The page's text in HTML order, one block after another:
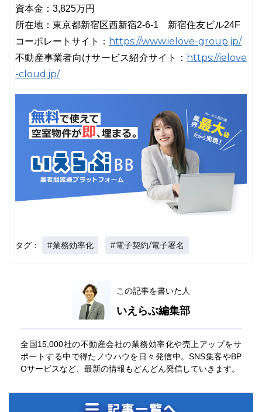
資本金：3,825万円
所在地：東京都新宿区西新宿2-6-1 新宿住友ビル24F
コーポレートサイト： https://www.ielove-group.jp/
不動産事業者向けサービス紹介サイト： https://ielove
-cloud.jp/
タグ： #業務効率化 #電子契約/電子署名
この記事を書いた人
いえらぶ編集部
全国15,000社の不動産会社の業務効率化や売上アップをサ
ポートする中で得たノウハウを日々発信中。SNS集客やBP
Oサービスなど、最新の情報もどんどん発信していきます。